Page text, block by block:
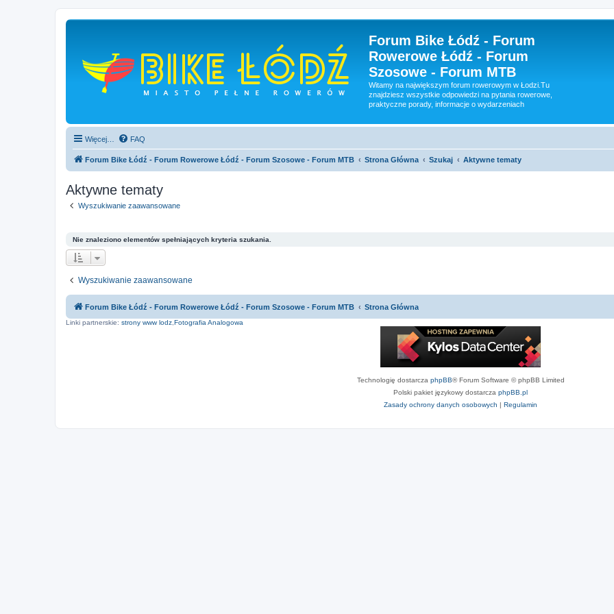
Forum Bike Łódź - Forum
Rowerowe Łódź - Forum
Szosowe - Forum MTB
Witamy na największym forum rowerowym w Łodzi.Tu
znajdziesz wszystkie odpowiedzi na pytania rowerowe,
praktyczne porady, informacje o wydarzeniach
Więcej… FAQ
Forum Bike Łódź - Forum Rowerowe Łódź - Forum Szosowe - Forum MTB Strona Główna Szukaj Aktywne tematy
Aktywne tematy
Wyszukiwanie zaawansowane
Nie znaleziono elementów spełniających kryteria szukania.
Wyszukiwanie zaawansowane
Forum Bike Łódź - Forum Rowerowe Łódź - Forum Szosowe - Forum MTB Strona Główna
Linki partnerskie: strony www lodz Fotografia Analogowa
Technologię dostarcza phpBB® Forum Software © phpBB Limited
Polski pakiet językowy dostarcza phpBB.pl
Zasady ochrony danych osobowych | Regulamin